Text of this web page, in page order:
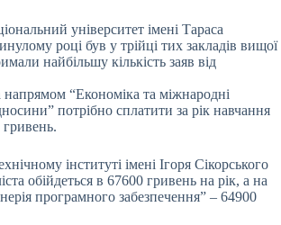
університет імені Тараса
році був у трійці тих закладів вищої
найбільшу кількість заяв від
“Економіка та міжнародні
потрібно сплатити за рік навчання
інституті імені Ігоря Сікорського
обійдеться в 67600 гривень на рік, а на
програмного забезпечення” – 64900